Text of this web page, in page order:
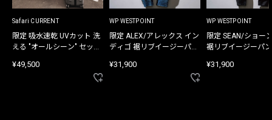
Safari CURRENT
限定 吸水速乾 UVカット 洗
える "オールシーン" セット
¥49,500
WP WESTPOINT
限定 ALEX/アレックス イン
ディゴ 裾リブイージーパン
¥31,900
WP WESTPOINT
限定 SEAN/ショー
裾リブイージーパ
¥31,900